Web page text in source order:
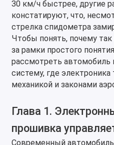
30 км/ч быстрее, другие
констатируют, что,
стрелка спидометра
Чтобы понять, почему
за рамки простого
рассмотреть
систему, где электроника
механикой и законами
Глава 1.
прошивка
Современный